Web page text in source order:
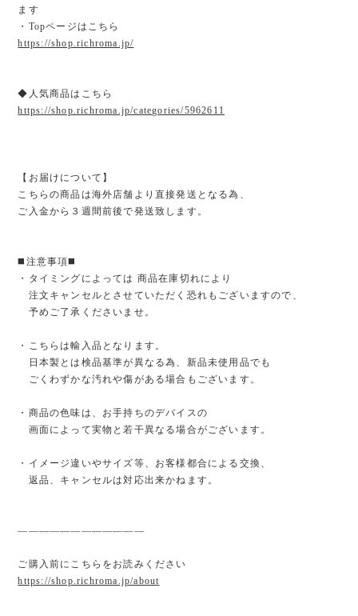
ます
・Topページはこちら
https://shop.richroma.jp/
◆人気商品はこちら
https://shop.richroma.jp/categories/5962611
【お届けについて】
こちらの商品は海外店舗より直接発送となる為、
ご入金から３週間前後で発送致します。
◼️注意事項◼️
・タイミングによっては 商品在庫切れにより
注文キャンセルとさせていただく恐れもございますので、
予めご了承くださいませ。
・こちらは輸入品となります。
日本製とは検品基準が異なる為、新品未使用品でも
ごくわずかな汚れや傷がある場合もございます。
・商品の色味は、お手持ちのデバイスの
画面によって実物と若干異なる場合がございます。
・イメージ違いやサイズ等、お客様都合による交換、
返品、キャンセルは対応出来かねます。
————————————
ご購入前にこちらをお読みください
https://shop.richroma.jp/about